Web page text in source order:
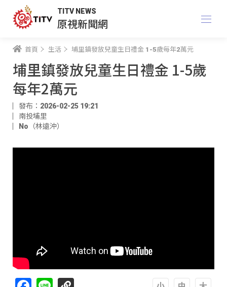
TITV NEWS
原視新聞網
首頁 生活 埔里鎮發放兒童生日禮金 1-5歲每年2萬元
埔里鎮發放兒童生日禮金 1-5歲
每年2萬元
發布：2026-02-25 19:21
南投埔里
No（林遠沖）
Facebook
Line